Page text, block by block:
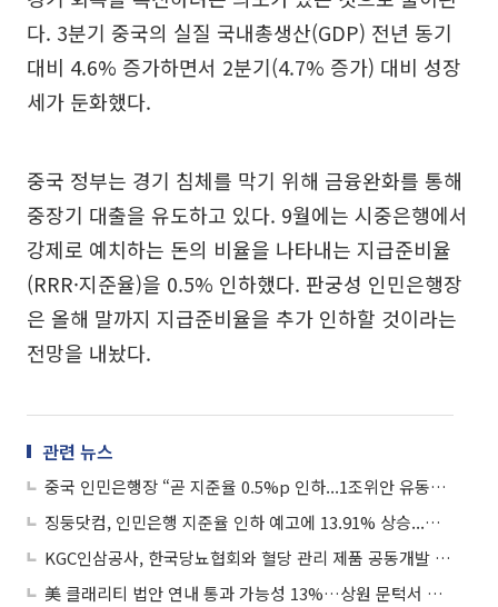
다. 3분기 중국의 실질 국내총생산(GDP) 전년 동기
대비 4.6% 증가하면서 2분기(4.7% 증가) 대비 성장
세가 둔화했다.
중국 정부는 경기 침체를 막기 위해 금융완화를 통해
중장기 대출을 유도하고 있다. 9월에는 시중은행에서
강제로 예치하는 돈의 비율을 나타내는 지급준비율
(RRR·지준율)을 0.5% 인하했다. 판궁성 인민은행장
은 올해 말까지 지급준비율을 추가 인하할 것이라는
전망을 내놨다.
관련 뉴스
중국 인민은행장 “곧 지준율 0.5%p 인하...1조위안 유동성 공급”
징둥닷컴, 인민은행 지준율 인하 예고에 13.91% 상승...비자 5.49%↓
KGC인삼공사, 한국당뇨협회와 혈당 관리 제품 공동개발 MOU
美 클래리티 법안 연내 통과 가능성 13%…상원 문턱서 제동